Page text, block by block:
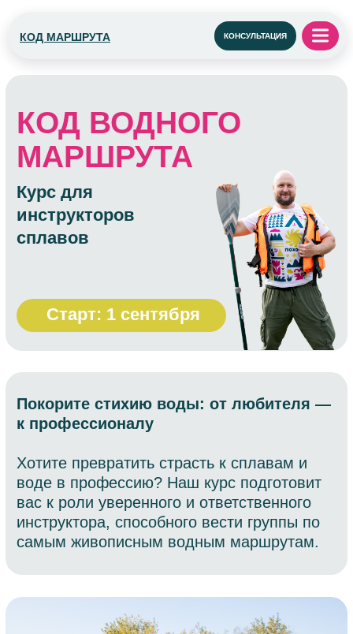
КОД МАРШРУТА КОНСУЛЬТАЦИЯ
МАРШРУТА
Курс для
инструкторов
сплавов
Старт: 1 сентября
Покорите стихию воды: от любителя —
к профессионалу
Хотите превратить страсть к сплавам и
инструктора, способного вести группы по